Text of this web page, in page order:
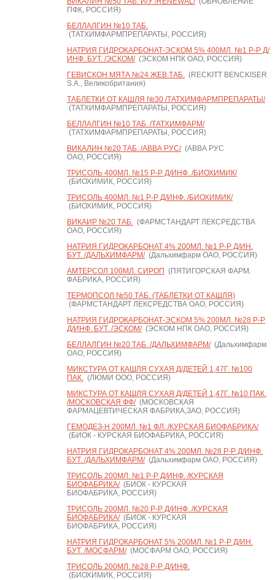
ПФК, РОССИЯ)
БЕЛЛАЛГИН №10 ТАБ.
(ТАТХИМФАРМПРЕПАРАТЫ, РОССИЯ)
НАТРИЯ ГИДРОКАРБОНАТ-ЭСКОМ 5% 400МЛ. №1 Р-Р Д/
ИНФ. БУТ. /ЭСКОМ/(ЭСКОМ НПК ОАО, РОССИЯ)
ГЕВИСКОН МЯТА №24 ЖЕВ.ТАБ.(RECKITT BENCKISER
S.A., Великобритания)
ТАБЛЕТКИ ОТ КАШЛЯ №30 /ТАТХИМФАРМПРЕПАРАТЫ/
(ТАТХИМФАРМПРЕПАРАТЫ, РОССИЯ)
БЕЛЛАЛГИН №10 ТАБ. /ТАТХИМФАРМ/
(ТАТХИМФАРМПРЕПАРАТЫ, РОССИЯ)
ВИКАЛИН №20 ТАБ. /АВВА РУС/(АВВА РУС
ОАО, РОССИЯ)
ТРИСОЛЬ 400МЛ. №15 Р-Р Д/ИНФ. /БИОХИМИК/
(БИОХИМИК, РОССИЯ)
ТРИСОЛЬ 400МЛ. №1 Р-Р Д/ИНФ. /БИОХИМИК/
(БИОХИМИК, РОССИЯ)
ВИКАИР №20 ТАБ.(ФАРМСТАНДАРТ ЛЕКСРЕДСТВА
ОАО, РОССИЯ)
НАТРИЯ ГИДРОКАРБОНАТ 4% 200МЛ. №1 Р-Р Д/ИН.
БУТ. /ДАЛЬХИМФАРМ/(Дальхимфарм ОАО, РОССИЯ)
АМТЕРСОЛ 100МЛ. СИРОП (ПЯТИГОРСКАЯ ФАРМ.
ФАБРИКА, РОССИЯ)
ТЕРМОПСОЛ №50 ТАБ. (ТАБЛЕТКИ ОТ КАШЛЯ)
(ФАРМСТАНДАРТ ЛЕКСРЕДСТВА ОАО, РОССИЯ)
НАТРИЯ ГИДРОКАРБОНАТ-ЭСКОМ 5% 200МЛ. №28 Р-Р
Д/ИНФ. БУТ. /ЭСКОМ/(ЭСКОМ НПК ОАО, РОССИЯ)
БЕЛЛАЛГИН №20 ТАБ. /ДАЛЬХИМФАРМ/(Дальхимфарм
ОАО, РОССИЯ)
МИКСТУРА ОТ КАШЛЯ СУХАЯ Д/ДЕТЕЙ 1,47Г. №100
ПАК.(ЛЮМИ ООО, РОССИЯ)
МИКСТУРА ОТ КАШЛЯ СУХАЯ Д/ДЕТЕЙ 1,47Г. №10 ПАК.
/МОСКОВСКАЯ ФФ/(МОСКОВСКАЯ
ФАРМАЦЕВТИЧЕСКАЯ ФАБРИКА,ЗАО, РОССИЯ)
ГЕМОДЕЗ-Н 200МЛ. №1 ФЛ. /КУРСКАЯ БИОФАБРИКА/
(БИОК - КУРСКАЯ БИОФАБРИКА, РОССИЯ)
НАТРИЯ ГИДРОКАРБОНАТ 4% 200МЛ. №28 Р-Р Д/ИНФ.
БУТ. /ДАЛЬХИМФАРМ/(Дальхимфарм ОАО, РОССИЯ)
ТРИСОЛЬ 200МЛ. №1 Р-Р Д/ИНФ. /КУРСКАЯ
БИОФАБРИКА/(БИОК - КУРСКАЯ
БИОФАБРИКА, РОССИЯ)
ТРИСОЛЬ 200МЛ. №20 Р-Р Д/ИНФ. /КУРСКАЯ
БИОФАБРИКА/(БИОК - КУРСКАЯ
БИОФАБРИКА, РОССИЯ)
НАТРИЯ ГИДРОКАРБОНАТ 5% 200МЛ. №1 Р-Р Д/ИН.
БУТ. /МОСФАРМ/(МОСФАРМ ОАО, РОССИЯ)
ТРИСОЛЬ 200МЛ. №28 Р-Р Д/ИНФ.
(БИОХИМИК, РОССИЯ)